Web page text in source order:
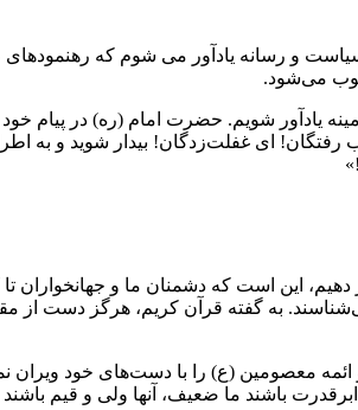
و رسانه یادآور می شوم که
می‌شود.
یادآور شویم. حضرت امام (ره) در پیام
ای غفلت‌زدگان! بیدار شوید و به
این است که دشمنان ما و جهانخواران
به گفته قرآن کریم، هرگز دست از
ائمه معصومین (ع) را با دست‌های خود ویران
باشند ما ضعیف، آنها ولی و قیم باشند